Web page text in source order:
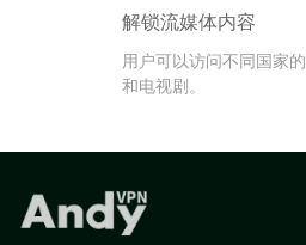
解锁流媒体内容
用户可以访问不同国家
和电视剧。